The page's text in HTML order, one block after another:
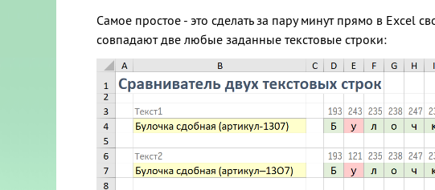
Самое простое - это сделать за пару минут прямо в Excel
совпадают две любые заданные текстовые строки: